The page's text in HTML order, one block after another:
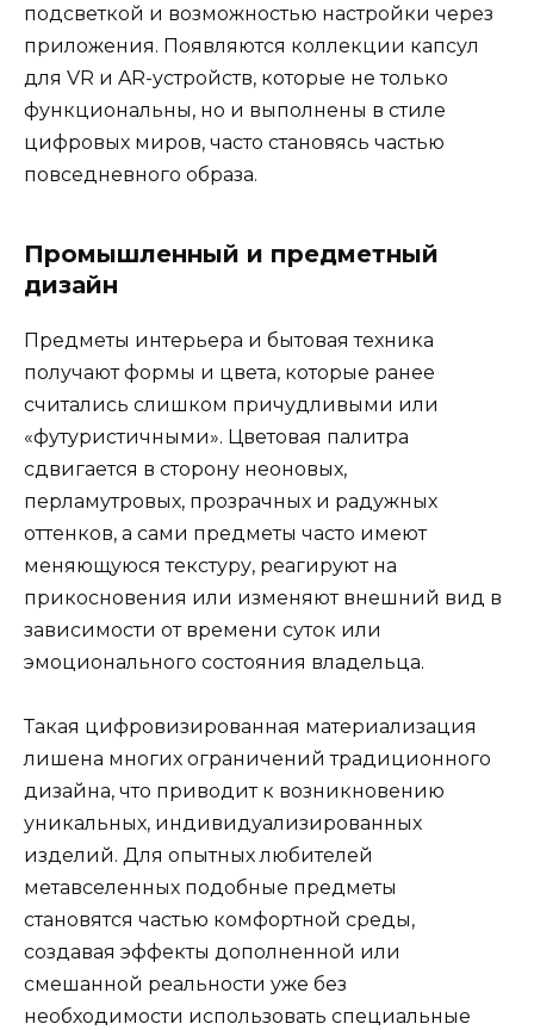
подсветкой и возможностью настройки через
приложения. Появляются коллекции капсул
для VR и AR-устройств, которые не только
функциональны, но и выполнены в стиле
цифровых миров, часто становясь частью
повседневного образа.
Промышленный и предметный
дизайн
Предметы интерьера и бытовая техника
получают формы и цвета, которые ранее
считались слишком причудливыми или
«футуристичными». Цветовая палитра
сдвигается в сторону неоновых,
перламутровых, прозрачных и радужных
оттенков, а сами предметы часто имеют
меняющуюся текстуру, реагируют на
прикосновения или изменяют внешний вид в
зависимости от времени суток или
эмоционального состояния владельца.
Такая цифровизированная материализация
лишена многих ограничений традиционного
дизайна, что приводит к возникновению
уникальных, индивидуализированных
изделий. Для опытных любителей
метавселенных подобные предметы
становятся частью комфортной среды,
создавая эффекты дополненной или
смешанной реальности уже без
необходимости использовать специальные